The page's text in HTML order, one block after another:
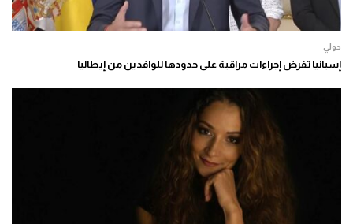
دولي
إسبانيا تفرض إجراءات مراقبة على حدودها للوافدين من إيطاليا